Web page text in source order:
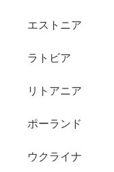
エストニア
ラトビア
リトアニア
ポーランド
ウクライナ